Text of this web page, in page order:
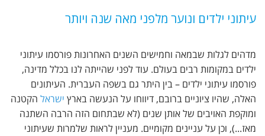
עיתוני ילדים ונוער מלפני מאה שנה ויותר
מדהים לגלות שבמאה וחמישים השנים האחרונות פורסמו עיתוני
ילדים במקומות רבים בעולם. עוד לפני שהייתה לנו בכלל מדינה,
פורסמו עיתוני ילדים – בין היתר גם בשפה העברית. העיתונים
האלה, שהיו ציוניים ברובם, דיווחו על הנעשה בארץ ישראל הקטנה
ומוקפת האויבים של אותן שנים (לא שבתחום הזה הרבה השתנה
מאז...), וכן על עניינים מקומיים. מעניין לראות שלמרות שעיתוני